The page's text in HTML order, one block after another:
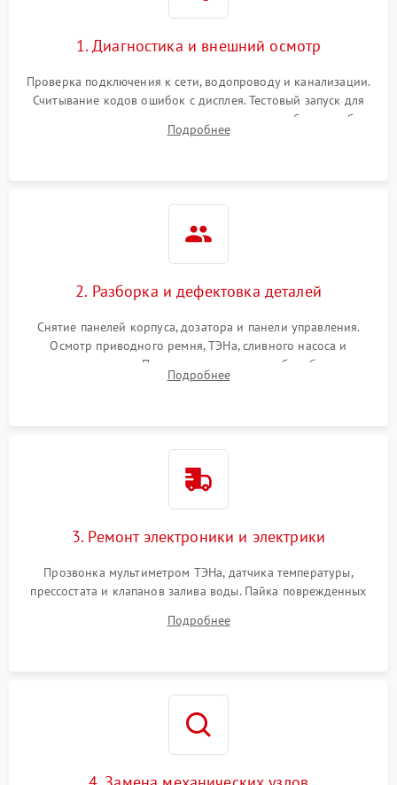
1. Диагностика и внешний осмотр
Проверка подключения к сети, водопроводу и канализации.
Считывание кодов ошибок с дисплея. Тестовый запуск для
выявления посторонних шумов, протечек или сбоев в работе
электронного модуля управления.
Подробнее
2. Разборка и дефектовка деталей
Снятие панелей корпуса, дозатора и панели управления.
Осмотр приводного ремня, ТЭНа, сливного насоса и
амортизаторов. Проверка подшипников барабана и
крестовины на износ, а манжеты люка на разрывы.
Подробнее
3. Ремонт электроники и электрики
Прозвонка мультиметром ТЭНа, датчика температуры,
прессостата и клапанов залива воды. Пайка поврежденных
Восстановление целостности проводки и контактов.
Подробнее